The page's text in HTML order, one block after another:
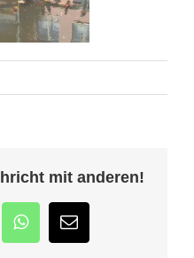
mit anderen!
WhatsApp
E-
Mail